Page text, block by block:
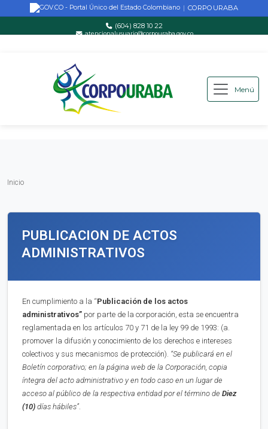
Saltar al contenido principal
| CORPOURABA
(604) 828 10 22
atencionalusuario@corpouraba.gov.co
Menú
Inicio
PUBLICACION DE ACTOS
ADMINISTRATIVOS
En cumplimiento a la “Publicación de los actos
administrativos” por parte de la corporación, esta se encuentra
reglamentada en los artículos 70 y 71 de la ley 99 de 1993: (a.
promover la difusión y conocimiento de los derechos e intereses
colectivos y sus mecanismos de protección). “Se publicará en el
Boletín corporativo; en la página web de la Corporación, copia
íntegra del acto administrativo y en todo caso en un lugar de
acceso al público de la respectiva entidad por el término de Diez
(10) días hábiles”.